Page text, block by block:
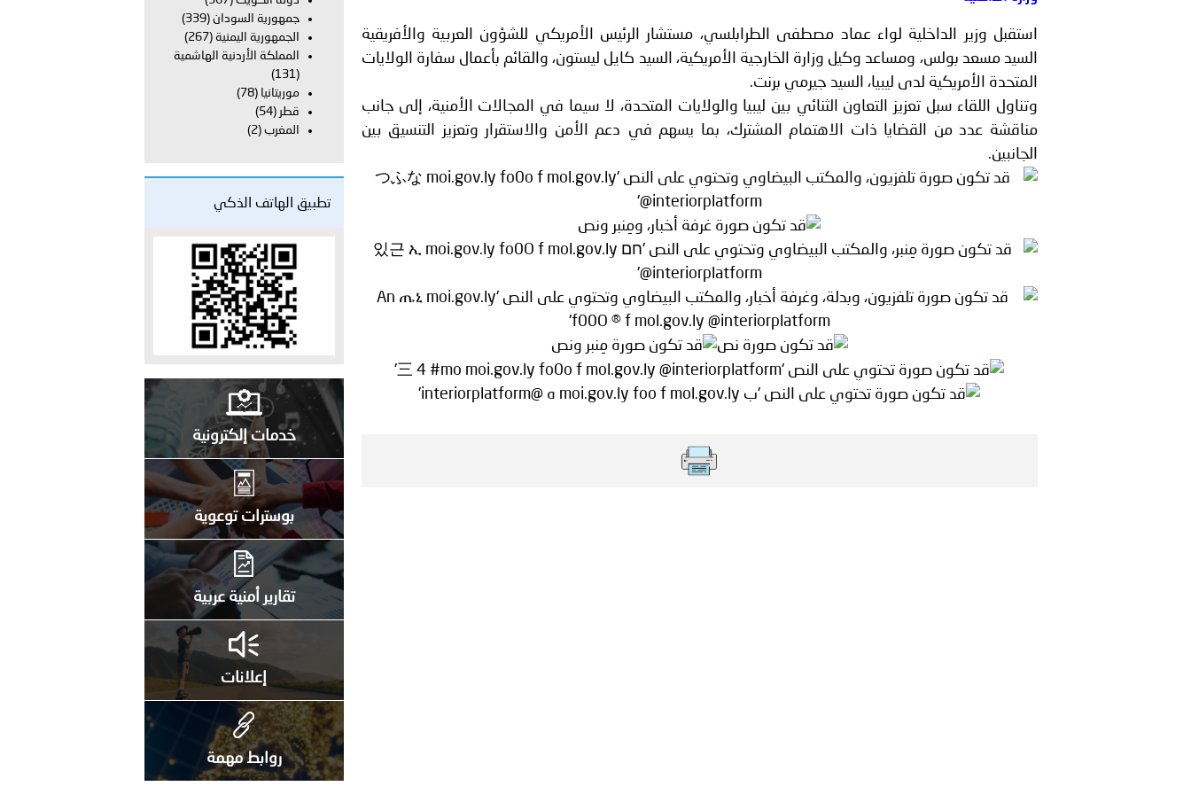
فلسطين ـ 1448/02/21هـ ــ الموافق 2026/08/04 م - الشرطة تطلق مخيمًا صيفيًا في أريحا وتنفذ محاضرة توعوية للأطفال في رام
انعقاد المؤتمر العربي الثاني عشر للمسؤولين عن الأمن السياحي
استقبل وزير الداخلية لواء عماد مصطفى الطرابلسي، مستشار الرئيس الأمريكي للشؤون العربية والأفريقية
السيد مسعد بولس، ومساعد وكيل وزارة الخارجية الأمريكية، السيد كايل ليستون، والقائم بأعمال سفارة الولايات
المتحدة الأمريكية لدى ليبيا، السيد جيرمي برنت.
وتناول اللقاء سبل تعزيز التعاون الثنائي بين ليبيا والولايات المتحدة، لا سيما في المجالات الأمنية، إلى جانب
مناقشة عدد من القضايا ذات الاهتمام المشترك، بما يسهم في دعم الأمن والاستقرار وتعزيز التنسيق بين
الجانبين.
جمهورية السودان (339)
الجمهورية اليمنية (267)
المملكة الأردنية الهاشمية
(131)
موريتانيا (78)
قطر (54)
المغرب (2)
تطبيق الهاتف الذكي
خدمات إلكترونية
بوسترات توعوية
تقارير أمنية عربية
إعلانات
روابط مهمة